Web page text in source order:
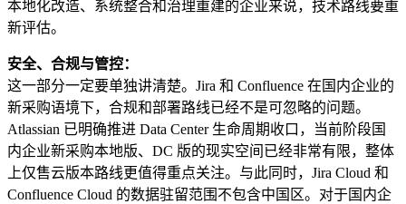
本地化改造、系统整合和治理重建的企业来说，技术路线要重
新评估。
安全、合规与管控：
这一部分一定要单独讲清楚。Jira 和 Confluence 在国内企业的
新采购语境下，合规和部署路线已经不是可忽略的问题。
Atlassian 已明确推进 Data Center 生命周期收口，当前阶段国
内企业新采购本地版、DC 版的现实空间已经非常有限，整体
上仅售云版本路线更值得重点关注。与此同时，Jira Cloud 和
Confluence Cloud 的数据驻留范围不包含中国区。对于国内企